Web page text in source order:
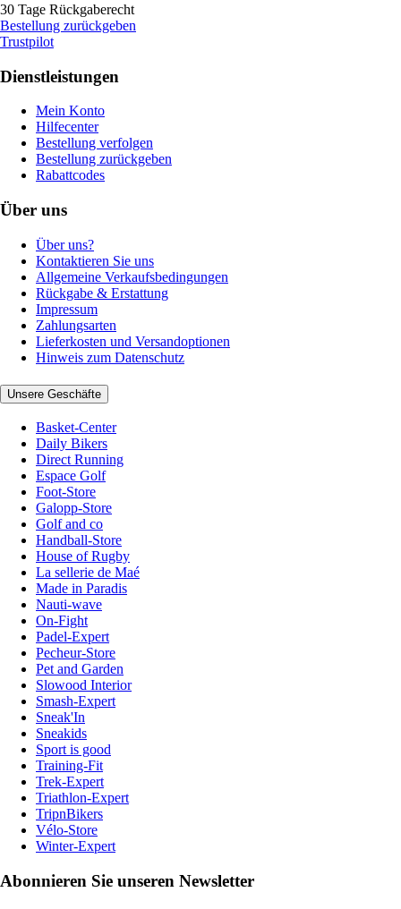
30 Tage Rückgaberecht
Bestellung zurückgeben
Trustpilot
Dienstleistungen
Mein Konto
Hilfecenter
Bestellung verfolgen
Bestellung zurückgeben
Rabattcodes
Über uns
Über uns?
Kontaktieren Sie uns
Allgemeine Verkaufsbedingungen
Rückgabe & Erstattung
Impressum
Zahlungsarten
Lieferkosten und Versandoptionen
Hinweis zum Datenschutz
Unsere Geschäfte
Basket-Center
Daily Bikers
Direct Running
Espace Golf
Foot-Store
Galopp-Store
Golf and co
Handball-Store
House of Rugby
La sellerie de Maé
Made in Paradis
Nauti-wave
On-Fight
Padel-Expert
Pecheur-Store
Pet and Garden
Slowood Interior
Smash-Expert
Sneak'In
Sneakids
Sport is good
Training-Fit
Trek-Expert
Triathlon-Expert
TripnBikers
Vélo-Store
Winter-Expert
Abonnieren Sie unseren Newsletter